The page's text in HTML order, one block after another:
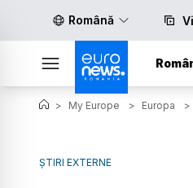
Română
> My Europe > Europa >
ȘTIRI EXTERNE